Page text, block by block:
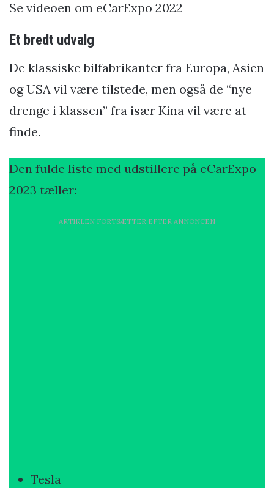
Se videoen om eCarExpo 2022
Et bredt udvalg
De klassiske bilfabrikanter fra Europa, Asien
og USA vil være tilstede, men også de “nye
drenge i klassen” fra især Kina vil være at
finde.
Den fulde liste med udstillere på eCarExpo
2023 tæller:
ARTIKLEN FORTSÆTTER EFTER ANNONCEN
Tesla